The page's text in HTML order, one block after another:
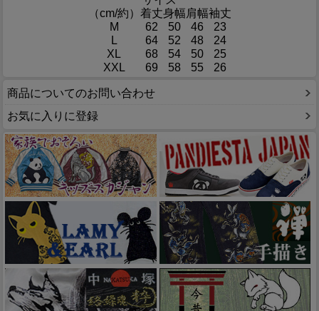
（cm/約） 着丈身幅肩幅袖丈
M
62 50 46
23
L
64 52 48
24
XL
68 54 50
25
XXL
69 58 55 26
商品についてのお問い合わせ
お気に入りに登録